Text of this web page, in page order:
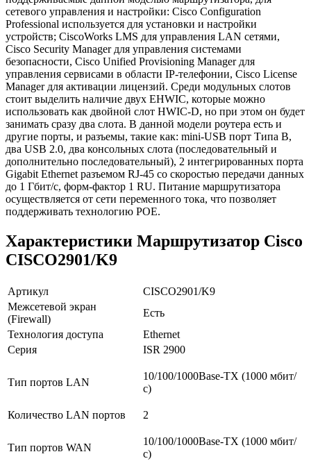
сетевого управления и настройки: Cisco Configuration
Professional используется для установки и настройки
устройств; CiscoWorks LMS для управления LAN сетями,
Cisco Security Manager для управления системами
безопасности, Cisco Unified Provisioning Manager для
управления сервисами в области IP-телефонии, Cisco License
Manager для активации лицензий. Среди модульных слотов
стоит выделить наличие двух EHWIC, которые можно
использовать как двойной слот HWIC-D, но при этом он будет
занимать сразу два слота. В данной модели роутера есть и
другие порты, и разъемы, такие как: mini-USB порт Типа В,
два USB 2.0, два консольных слота (последовательный и
дополнительно последовательный), 2 интегрированных порта
Gigabit Ethernet разъемом RJ-45 со скоростью передачи данных
до 1 Гбит/с, форм-фактор 1 RU. Питание маршрутизатора
осуществляется от сети переменного тока, что позволяет
поддерживать технологию POE.
Характеристики Маршрутизатор Cisco
CISCO2901/K9
Артикул
CISCO2901/K9
Межсетевой экран
(Firewall)
Есть
Технология доступа
Ethernet
Серия
ISR 2900
Тип портов LAN
10/100/1000Base-TX (1000 мбит/
с)
Количество LAN портов 2
Тип портов WAN
10/100/1000Base-TX (1000 мбит/
с)